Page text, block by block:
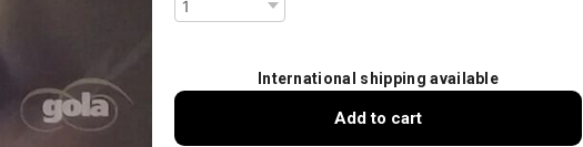
International shipping available
Add to cart